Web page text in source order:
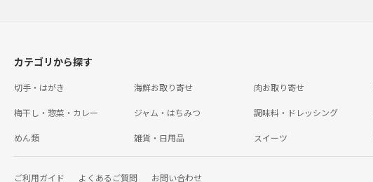
カテゴリから探す
切手・はがき 海鮮お取り寄せ 肉お取り寄せ
梅干し・惣菜・カレー ジャム・はちみつ 調味料・ドレッシング
めん類 雑貨・日用品 スイーツ
ご利用ガイド よくあるご質問 お問い合わせ